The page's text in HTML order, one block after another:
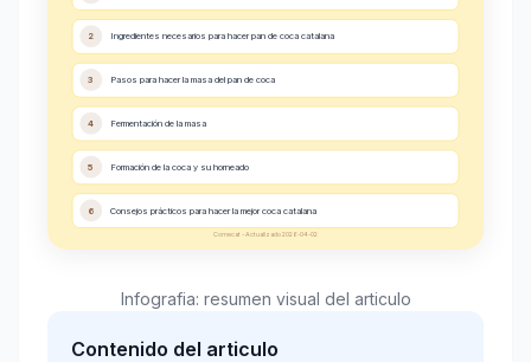
2 Ingredientes necesarios para hacer pan de coca catalana
3 Pasos para hacer la masa del pan de coca
4 Fermentación de la masa
5 Formación de la coca y su horneado
6 Consejos prácticos para hacer la mejor coca catalana
Comecat - Actualizado 2026-04-02
Infografia: resumen visual del articulo
Contenido del articulo